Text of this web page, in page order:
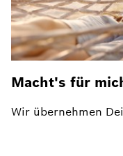
Macht's für
Wir übernehmen